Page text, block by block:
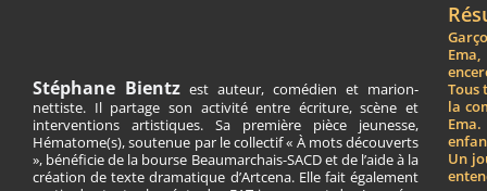
Stéphane Bientz est auteur, comédien et marion-
nettiste. Il partage son activité entre écriture, scène et
interventions artistiques. Sa première pièce jeunesse,
Hématome(s), soutenue par le collectif « À mots découverts
», bénéficie de la bourse Beaumarchais-SACD et de l’aide à la
création de texte dramatique d’Artcena. Elle fait également
Tous
la
Un